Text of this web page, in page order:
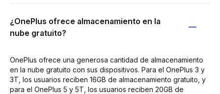
¿OnePlus ofrece almacenamiento en la
nube gratuito?
OnePlus ofrece una generosa cantidad de almacenamiento
en la nube gratuito con sus dispositivos. Para el OnePlus 3 y
3T, los usuarios reciben 16GB de almacenamiento gratuito, y
para el OnePlus 5 y 5T, los usuarios reciben 20GB de